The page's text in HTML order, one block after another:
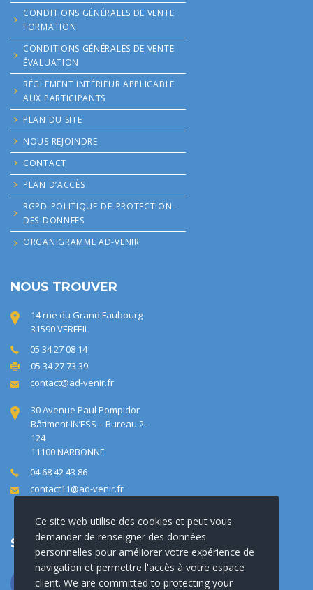
CONDITIONS GÉNÉRALES DE VENTE
FORMATION
CONDITIONS GÉNÉRALES DE VENTE
ÉVALUATION
RÉGLEMENT INTÉRIEUR APPLICABLE
AUX PARTICIPANTS
PLAN DU SITE
NOUS REJOINDRE
CONTACT
PLAN D’ACCÈS
RGPD-POLITIQUE-DE-PROTECTION-
DES-DONNEES
ORGANIGRAMME AD-VENIR
NOUS TROUVER
14 rue du Grand Faubourg
31590 VERFEIL
05 34 27 08 14
05 34 27 73 39
contact@ad-venir.fr
30 Avenue Paul Pompidor
Bâtiment IN’ESS – Bureau 2-
124
11100 NARBONNE
04 68 42 43 86
contact11@ad-venir.fr
SUIVEZ-NOUS !
Ce site web utilise des cookies et peut vous
demander de renseigner des données
personnelles pour améliorer votre expérience de
navigation et permettre l'accès à votre espace
client. We are committed to protecting your